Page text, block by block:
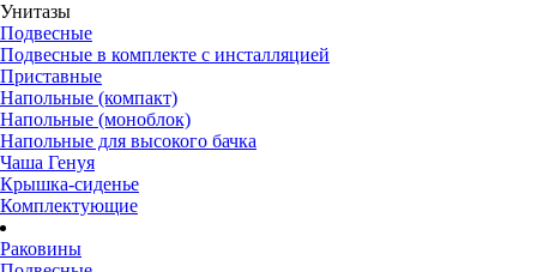
Унитазы
Подвесные
Подвесные в комплекте с инсталляцией
Приставные
Напольные (компакт)
Напольные (моноблок)
Напольные для высокого бачка
Чаша Генуя
Крышка-сиденье
Комплектующие
Раковины